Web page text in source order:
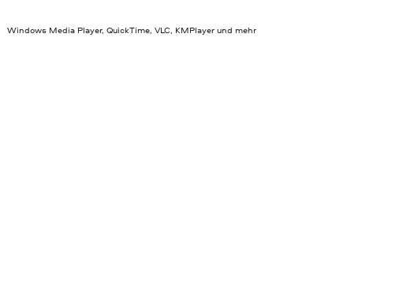
Windows Media Player, QuickTime, VLC, KMPlayer und mehr